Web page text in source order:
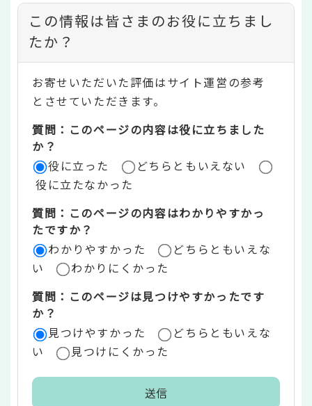
コ
ン
テ
ン
ツ
評
価
リ
ア
この情報は皆さまのお役に立ちまし
たか？
お寄せいただいた評価はサイト運営の参考
とさせていただきます。
質問：このページの内容は役に立ちました
か？
役に立った
どちらともいえない
役に立たなかった
質問：このページの内容はわかりやすかっ
たですか？
わかりやすかった
どちらともいえな
い
わかりにくかった
質問：このページは見つけやすかったです
か？
見つけやすかった
どちらともいえな
い
見つけにくかった